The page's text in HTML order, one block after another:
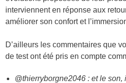
interviennent en réponse aux
améliorer son confort et
D’ailleurs les commentaires que
de test ont été pris en compte
@thierryborgne2046 : et le